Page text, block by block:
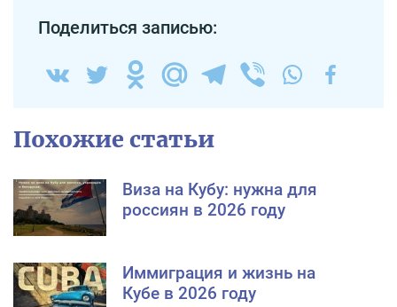
Поделиться записью:
Похожие статьи
Виза на Кубу: нужна для
россиян в 2026 году
Иммиграция и жизнь на
Кубе в 2026 году